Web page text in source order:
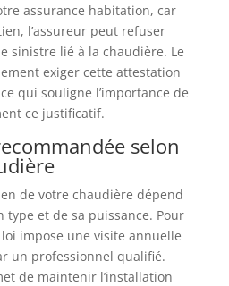
assurance habitation, car
l’assureur peut refuser
sinistre lié à la chaudière. Le
exiger cette attestation
qui souligne l’importance de
ce justificatif.
selon
de votre chaudière dépend
et de sa puissance. Pour
impose une visite annuelle
un professionnel qualifié.
de maintenir l’installation